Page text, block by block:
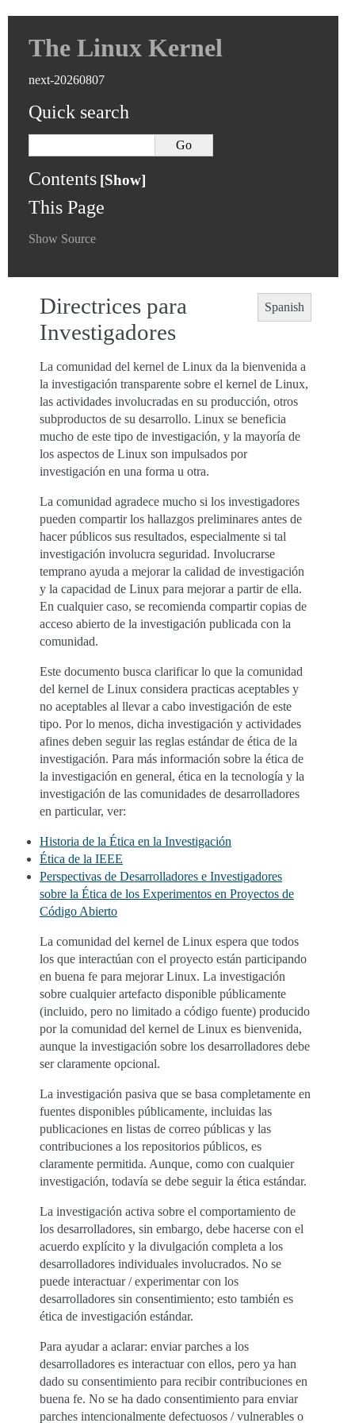
The Linux Kernel
next-20260807
Quick search
Contents
This Page
Show Source
Spanish
Directrices para
Investigadores
La comunidad del kernel de Linux da la bienvenida a
la investigación transparente sobre el kernel de Linux,
las actividades involucradas en su producción, otros
subproductos de su desarrollo. Linux se beneficia
mucho de este tipo de investigación, y la mayoría de
los aspectos de Linux son impulsados por
investigación en una forma u otra.
La comunidad agradece mucho si los investigadores
pueden compartir los hallazgos preliminares antes de
hacer públicos sus resultados, especialmente si tal
investigación involucra seguridad. Involucrarse
temprano ayuda a mejorar la calidad de investigación
y la capacidad de Linux para mejorar a partir de ella.
En cualquier caso, se recomienda compartir copias de
acceso abierto de la investigación publicada con la
comunidad.
Este documento busca clarificar lo que la comunidad
del kernel de Linux considera practicas aceptables y
no aceptables al llevar a cabo investigación de este
tipo. Por lo menos, dicha investigación y actividades
afines deben seguir las reglas estándar de ética de la
investigación. Para más información sobre la ética de
la investigación en general, ética en la tecnología y la
investigación de las comunidades de desarrolladores
en particular, ver:
Historia de la Ética en la Investigación
Ética de la IEEE
Perspectivas de Desarrolladores e Investigadores
sobre la Ética de los Experimentos en Proyectos de
Código Abierto
La comunidad del kernel de Linux espera que todos
los que interactúan con el proyecto están participando
en buena fe para mejorar Linux. La investigación
sobre cualquier artefacto disponible públicamente
(incluido, pero no limitado a código fuente) producido
por la comunidad del kernel de Linux es bienvenida,
aunque la investigación sobre los desarrolladores debe
ser claramente opcional.
La investigación pasiva que se basa completamente en
fuentes disponibles públicamente, incluidas las
publicaciones en listas de correo públicas y las
contribuciones a los repositorios públicos, es
claramente permitida. Aunque, como con cualquier
investigación, todavía se debe seguir la ética estándar.
La investigación activa sobre el comportamiento de
los desarrolladores, sin embargo, debe hacerse con el
acuerdo explícito y la divulgación completa a los
desarrolladores individuales involucrados. No se
puede interactuar / experimentar con los
desarrolladores sin consentimiento; esto también es
ética de investigación estándar.
Para ayudar a aclarar: enviar parches a los
desarrolladores es interactuar con ellos, pero ya han
dado su consentimiento para recibir contribuciones en
buena fe. No se ha dado consentimiento para enviar
parches intencionalmente defectuosos / vulnerables o